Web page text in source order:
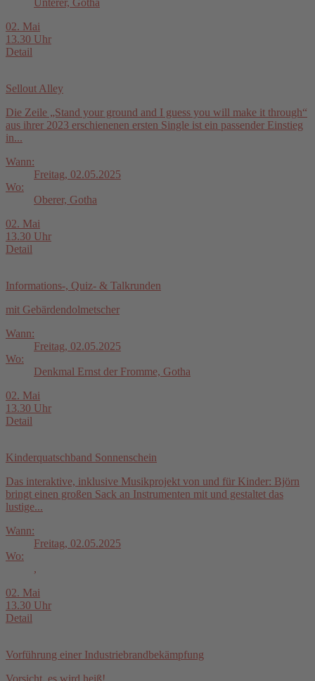
02. Mai
13.30 Uhr
Detail
Sellout Alley
Die Zeile „Stand your ground and I guess you will make it through“
aus ihrer 2023 erschienenen ersten Single ist ein passender Einstieg
in...
Wann:
Freitag, 02.05.2025
Wo:
Oberer, Gotha
02. Mai
13.30 Uhr
Detail
Informations-, Quiz- & Talkrunden
mit Gebärdendolmetscher
Wann:
Freitag, 02.05.2025
Wo:
Denkmal Ernst der Fromme, Gotha
02. Mai
13.30 Uhr
Detail
Kinderquatschband Sonnenschein
Das interaktive, inklusive Musikprojekt von und für Kinder: Björn
bringt einen großen Sack an Instrumenten mit und gestaltet das
lustige...
Wann:
Freitag, 02.05.2025
Wo:
,
02. Mai
13.30 Uhr
Detail
Vorführung einer Industriebrandbekämpfung
Vorsicht, es wird heiß!